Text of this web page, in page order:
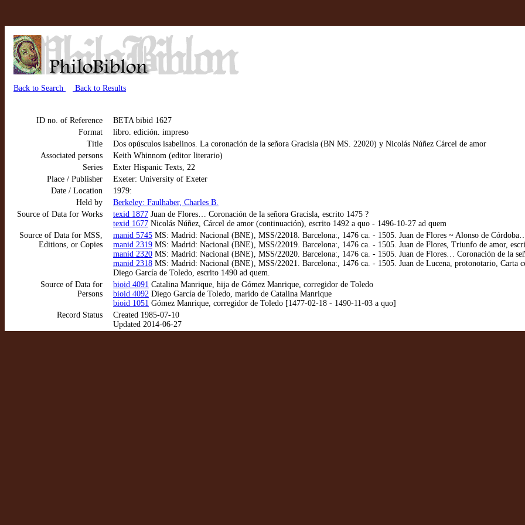
Back to Search Back to Results
ID no. of Reference
BETA bibid 1627
Format
libro. edición. impreso
Title
Dos opúsculos isabelinos. La coronación de la señora Gracisla (BN MS. 22020) y Nicolás Núñez Cárcel de amor
Associated persons
Keith Whinnom (editor literario)
Series
Exter Hispanic Texts, 22
Place / Publisher
Exeter: University of Exeter
Date / Location
1979:
Held by
Berkeley: Faulhaber, Charles B.
Source of Data for Works
texid 1877 Juan de Flores… Coronación de la señora Gracisla, escrito 1475 ?
texid 1677 Nicolás Núñez, Cárcel de amor (continuación), escrito 1492 a quo - 1496-10-27 ad quem
Source of Data for MSS,
Editions, or Copies
manid 5745 MS: Madrid: Nacional (BNE), MSS/22018. Barcelona:, 1476 ca. - 1505. Juan de Flores ~ Alonso de
manid 2319 MS: Madrid: Nacional (BNE), MSS/22019. Barcelona:, 1476 ca. - 1505. Juan de Flores, Triunfo de amor,
manid 2320 MS: Madrid: Nacional (BNE), MSS/22020. Barcelona:, 1476 ca. - 1505. Juan de Flores… Coronación de la
manid 2318 MS: Madrid: Nacional (BNE), MSS/22021. Barcelona:, 1476 ca. - 1505. Juan de Lucena, protonotario, Carta
Diego García de Toledo, escrito 1490 ad quem.
Source of Data for
Persons
bioid 4091 Catalina Manrique, hija de Gómez Manrique, corregidor de Toledo
bioid 4092 Diego García de Toledo, marido de Catalina Manrique
bioid 1051 Gómez Manrique, corregidor de Toledo [1477-02-18 - 1490-11-03 a quo]
Record Status
Created 1985-07-10
Updated 2014-06-27